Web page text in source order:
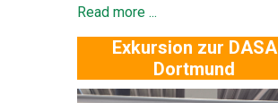
Read more ...
Exkursion zur DASA
Dortmund